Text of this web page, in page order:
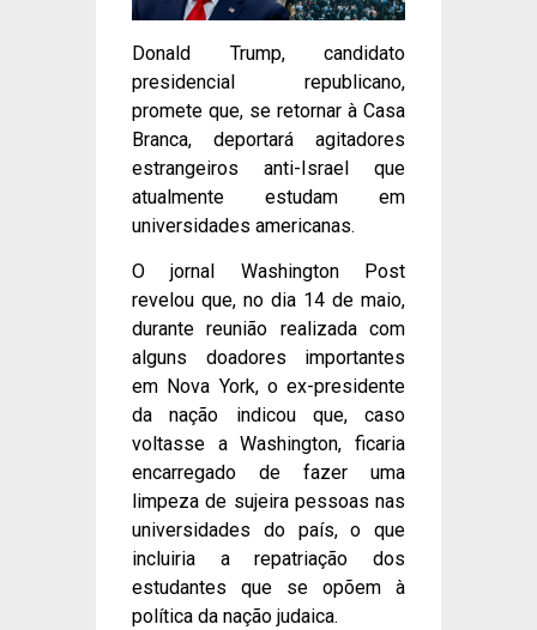
Donald Trump, candidato
presidencial republicano,
promete que, se retornar à Casa
Branca, deportará agitadores
estrangeiros anti-Israel que
atualmente estudam em
universidades americanas.
O jornal Washington Post
revelou que, no dia 14 de maio,
durante reunião realizada com
alguns doadores importantes
em Nova York, o ex-presidente
da nação indicou que, caso
voltasse a Washington, ficaria
encarregado de fazer uma
limpeza de sujeira pessoas nas
universidades do país, o que
incluiria a repatriação dos
estudantes que se opõem à
política da nação judaica.